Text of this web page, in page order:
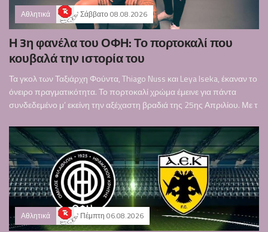
Αθλητικά Σάββατο 08.08.2026
Η 3η φανέλα του ΟΦΗ: Το πορτοκαλί που
κουβαλά την ιστορία του
Τα γκολ των Ταξιάρχη Φούντα, Thiago Nuss και Leya Iseka, έκαναν το
όνειρο πραγματικότητα. Το πορτοκαλί χρώμα έμεινε για πάντα
συνδεδεμένο μ’ εκείνη την αξέχαστη βραδιά της 25ης Απριλίου. Με τ
Αθλητικά Πέμπτη 06.08.2026